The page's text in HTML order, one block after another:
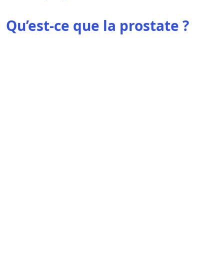
Qu’est-ce que la prostate ?